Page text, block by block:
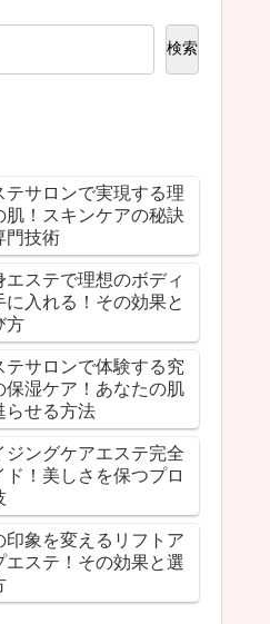
検索
テサロンで実現する理
肌！スキンケアの秘訣
門技術
エステで理想のボディ
に入れる！その効果と
方
テサロンで体験する究
保湿ケア！あなたの肌
らせる方法
ジングケアエステ完全
ド！美しさを保つプロ
印象を変えるリフトア
エステ！その効果と選